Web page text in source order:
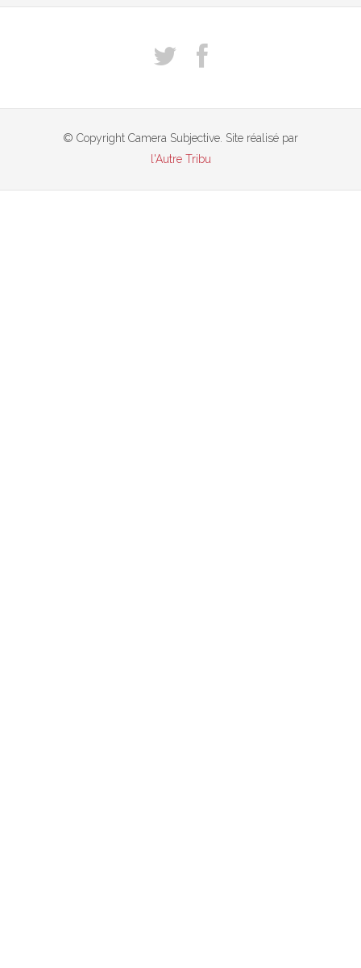
© Copyright Camera Subjective. Site réalisé par
l'Autre Tribu